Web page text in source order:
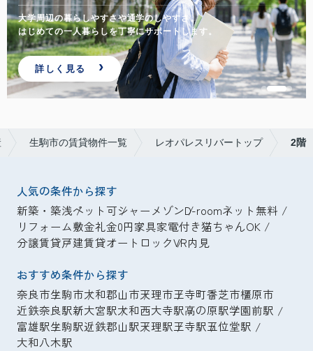
大学周辺の暮らしやすさや通学のしやすさ。
はじめての一人暮らしを丁寧にサポートします。
詳しく見る
生駒市の賃貸物件一覧 レオパレスリバートップ 2階
人気の条件から探す
新築・築浅ペット可シャーメゾンD-roomネット無料
リフォーム敷金礼金0円家具家電付き猫ちゃんOK
分譲賃貸戸建賃貸オートロックVR内見
おすすめ条件から探す
奈良市生駒市大和郡山市天理市王寺町香芝市橿原市
近鉄奈良駅新大宮駅大和西大寺駅高の原駅学園前駅
富雄駅生駒駅近鉄郡山駅天理駅王寺駅五位堂駅
大和八木駅